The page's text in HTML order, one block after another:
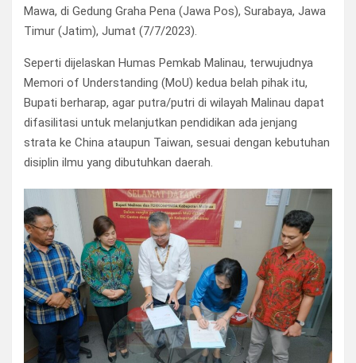
Mawa, di Gedung Graha Pena (Jawa Pos), Surabaya, Jawa
Timur (Jatim), Jumat (7/7/2023).
Seperti dijelaskan Humas Pemkab Malinau, terwujudnya
Memori of Understanding (MoU) kedua belah pihak itu,
Bupati berharap, agar putra/putri di wilayah Malinau dapat
difasilitasi untuk melanjutkan pendidikan ada jenjang
strata ke China ataupun Taiwan, sesuai dengan kebutuhan
disiplin ilmu yang dibutuhkan daerah.